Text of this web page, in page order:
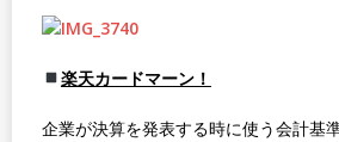
楽天カードマーン！
企業が決算を発表する時に使う会計基